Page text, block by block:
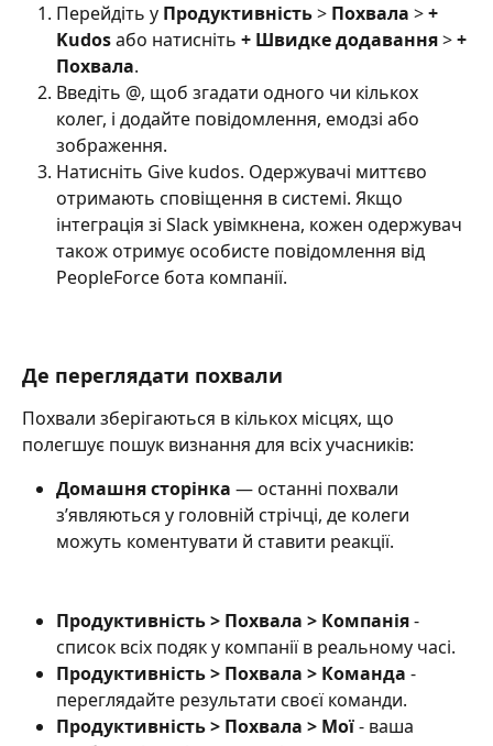
Перейдіть у Продуктивність > Похвала > +
Kudos або натисніть + Швидке додавання > +
Похвала.
Введіть @, щоб згадати одного чи кількох
колег, і додайте повідомлення, емодзі або
зображення.
Натисніть Give kudos. Одержувачі миттєво
отримають сповіщення в системі. Якщо
інтеграція зі Slack увімкнена, кожен одержувач
також отримує особисте повідомлення від
PeopleForce бота компанії.
Де переглядати похвали
Похвали зберігаються в кількох місцях, що
полегшує пошук визнання для всіх учасників:
Домашня сторінка — останні похвали
з’являються у головній стрічці, де колеги
можуть коментувати й ставити реакції.
Продуктивність > Похвала > Компанія -
список всіх подяк у компанії в реальному часі.
Продуктивність > Похвала > Команда -
переглядайте результати своєї команди.
Продуктивність > Похвала > Мої - ваша